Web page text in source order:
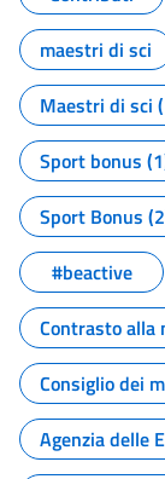
maestri di sci
Maestri di sci
Sport bonus
Sport Bonus
#beactive
Contrasto alla
Consiglio dei
Agenzia delle